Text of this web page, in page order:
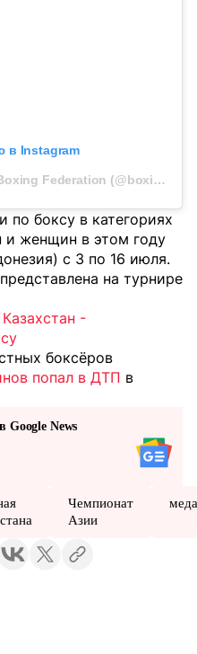
в Instagram
Публикация от Kazakhstan Boxing Federation (@boxingkazakhstan)
боксу в категориях
и женщин в этом году
с 3 по 16 июля.
на турнире
-
боксёров
попал в ДТП в
Google News
Чемпионат
Азии